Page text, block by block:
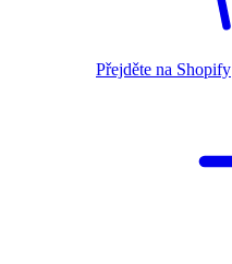
Přejděte na Shopify